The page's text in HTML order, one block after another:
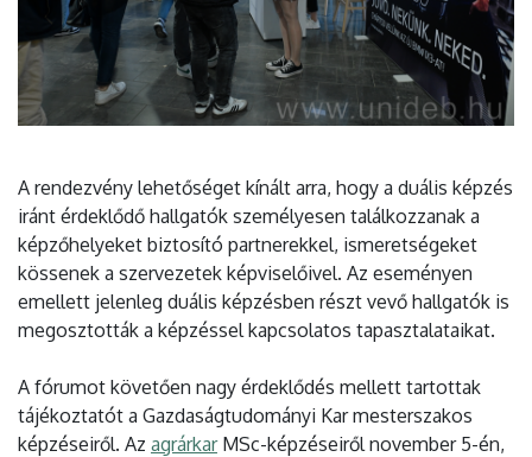
A rendezvény lehetőséget kínált arra, hogy a duális képzés
iránt érdeklődő hallgatók személyesen találkozzanak a
képzőhelyeket biztosító partnerekkel, ismeretségeket
kössenek a szervezetek képviselőivel. Az eseményen
emellett jelenleg duális képzésben részt vevő hallgatók is
megosztották a képzéssel kapcsolatos tapasztalataikat.
A fórumot követően nagy érdeklődés mellett tartottak
tájékoztatót a Gazdaságtudományi Kar mesterszakos
képzéseiről. Az agrárkarMSc-képzéseiről november 5-én,